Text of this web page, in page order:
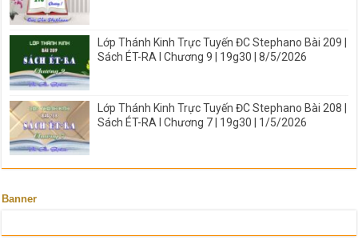
Lớp Thánh Kinh Trực Tuyến ĐC Stephano Bài 209 |
Sách ÉT-RA I Chương 9 | 19g30 | 8/5/2026
Lớp Thánh Kinh Trực Tuyến ĐC Stephano Bài 208 |
Sách ÉT-RA I Chương 7 | 19g30 | 1/5/2026
Banner